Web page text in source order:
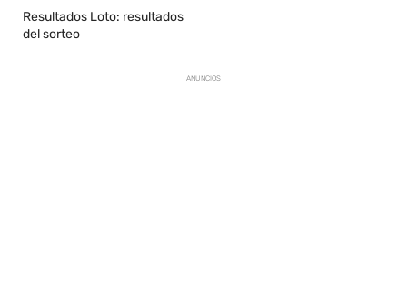
Resultados Loto: resultados
del sorteo
ANUNCIOS